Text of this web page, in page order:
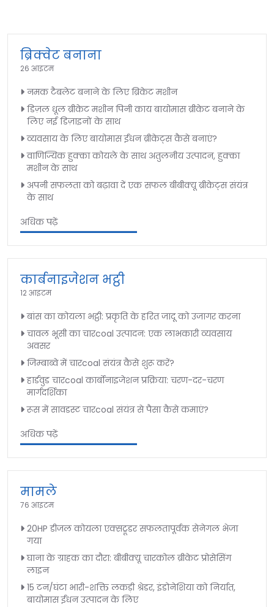
ब्रिक्वेट बनाना
26 आइटम
नमक टैबलेट बनाने के लिए ब्रिकेट मशीन
डिज़ल धूल ब्रीकेट मशीन पिनी काय बायोमास ब्रीकेट बनाने के
लिए नई डिज़ाइनों के साथ
व्यवसाय के लिए बायोमास ईंधन ब्रीकेट्स कैसे बनाएं?
वाणिज्यिक हुक्का कोयले के साथ अतुलनीय उत्पादन, हुक्का
मशीन के साथ
अपनी सफलता को बढ़ावा दें एक सफल बीबीक्यू ब्रीकेट्स संयंत्र
के साथ
अधिक पढ़ें
कार्बनाइजेशन भट्ठी
12 आइटम
बांस का कोयला भट्ठी: प्रकृति के हरित जादू को उजागर करना
चावल भूसी का चारcoal उत्पादन: एक लाभकारी व्यवसाय
अवसर
जिम्बाब्वे में चारcoal संयंत्र कैसे शुरू करें?
हार्डवुड चारcoal कार्बोनाइजेशन प्रक्रिया: चरण-दर-चरण
मार्गदर्शिका
रूस में सावडस्ट चारcoal संयंत्र से पैसा कैसे कमाएं?
अधिक पढ़ें
मामले
76 आइटम
20HP डीजल कोयला एक्सट्रूडर सफलतापूर्वक सेनेगल भेजा
गया
घाना के ग्राहक का दौरा: बीबीक्यू चारकोल ब्रीकेट प्रोसेसिंग
लाइन
15 टन/घंटा भारी-शक्ति लकड़ी श्रेडर, इंडोनेशिया को निर्यात,
बायोमास ईंधन उत्पादन के लिए